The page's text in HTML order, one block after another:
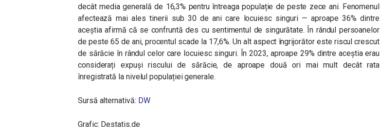
decât media generală de 16,3% pentru întreaga populație de peste zece ani. Fenomenul
afectează mai ales tinerii sub 30 de ani care locuiesc singuri — aproape 36% dintre
aceștia afirmă că se confruntă des cu sentimentul de singurătate. În rândul persoanelor
de peste 65 de ani, procentul scade la 17,6%. Un alt aspect îngrijorător este riscul crescut
de sărăcie în rândul celor care locuiesc singuri. În 2023, aproape 29% dintre aceștia erau
considerați expuși riscului de sărăcie, de aproape două ori mai mult decât rata
înregistrată la nivelul populației generale.
Sursă alternativă: DW
Grafic: Destatis.de